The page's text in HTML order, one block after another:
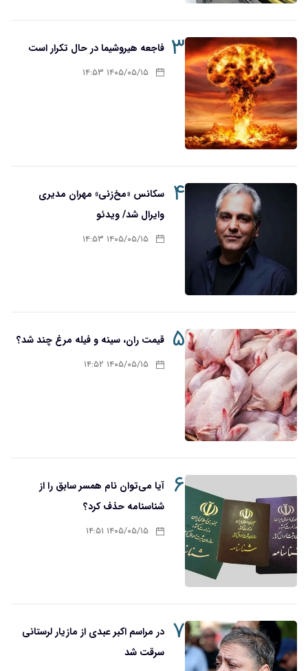
۳ فاجعه هیروشیما در حال تکرار است
۱۴۰۵/۰۵/۱۵ ۱۴:۵۳
۴
سکانس «مخ‌زنی» مهران مدیری
وایرال شد/ ویدئو
۱۴۰۵/۰۵/۱۵ ۱۴:۵۳
۵ قیمت ران، سینه و فیله مرغ چند شد؟
۱۴۰۵/۰۵/۱۵ ۱۴:۵۲
۶
آیا می‌توان نام همسر سابق را از
شناسنامه حذف کرد؟
۱۴۰۵/۰۵/۱۵ ۱۴:۵۱
۷ در مراسم اکبر عبدی از مازیار لرستانی
سرقت شد